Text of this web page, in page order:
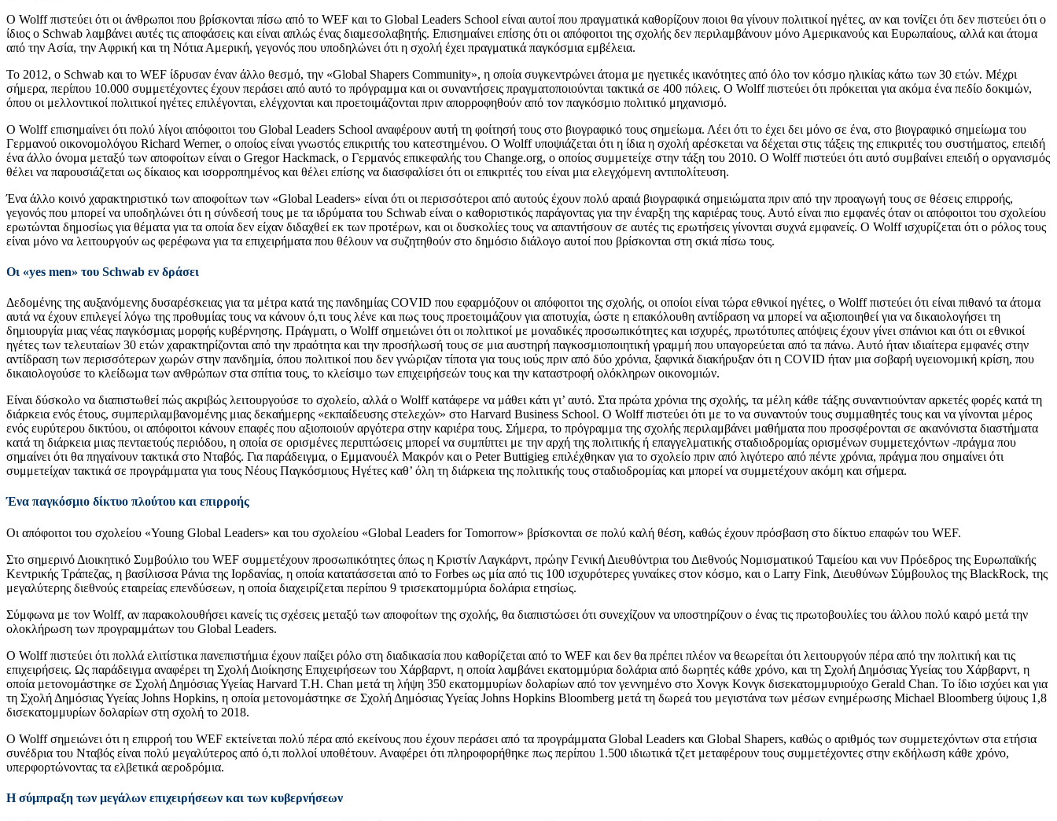
Ο Wolff πιστεύει ότι οι άνθρωποι που βρίσκονται πίσω από το WEF και το Global Leaders School είναι αυτοί που πραγματικά καθορίζουν ποιοι θα γίνουν πολιτικοί ηγέτες, αν και τονίζει ότι δεν πιστεύει ότι ο
ίδιος ο Schwab λαμβάνει αυτές τις αποφάσεις και είναι απλώς ένας διαμεσολαβητής. Επισημαίνει επίσης ότι οι απόφοιτοι της σχολής δεν περιλαμβάνουν μόνο Αμερικανούς και Ευρωπαίους, αλλά και άτομα
από την Ασία, την Αφρική και τη Νότια Αμερική, γεγονός που υποδηλώνει ότι η σχολή έχει πραγματικά παγκόσμια εμβέλεια.
Το 2012, ο Schwab και το WEF ίδρυσαν έναν άλλο θεσμό, την «Global Shapers Community», η οποία συγκεντρώνει άτομα με ηγετικές ικανότητες από όλο τον κόσμο ηλικίας κάτω των 30 ετών. Μέχρι
σήμερα, περίπου 10.000 συμμετέχοντες έχουν περάσει από αυτό το πρόγραμμα και οι συναντήσεις πραγματοποιούνται τακτικά σε 400 πόλεις. Ο Wolff πιστεύει ότι πρόκειται για ακόμα ένα πεδίο δοκιμών,
όπου οι μελλοντικοί πολιτικοί ηγέτες επιλέγονται, ελέγχονται και προετοιμάζονται πριν απορροφηθούν από τον παγκόσμιο πολιτικό μηχανισμό.
Ο Wolff επισημαίνει ότι πολύ λίγοι απόφοιτοι του Global Leaders School αναφέρουν αυτή τη φοίτησή τους στο βιογραφικό τους σημείωμα. Λέει ότι το έχει δει μόνο σε ένα, στο βιογραφικό σημείωμα του
Γερμανού οικονομολόγου Richard Werner, ο οποίος είναι γνωστός επικριτής του κατεστημένου. Ο Wolff υποψιάζεται ότι η ίδια η σχολή αρέσκεται να δέχεται στις τάξεις της επικριτές του συστήματος, επειδή
ένα άλλο όνομα μεταξύ των αποφοίτων είναι ο Gregor Hackmack, ο Γερμανός επικεφαλής του Change.org, ο οποίος συμμετείχε στην τάξη του 2010. Ο Wolff πιστεύει ότι αυτό συμβαίνει επειδή ο οργανισμός
θέλει να παρουσιάζεται ως δίκαιος και ισορροπημένος και θέλει επίσης να διασφαλίσει ότι οι επικριτές του είναι μια ελεγχόμενη αντιπολίτευση.
Ένα άλλο κοινό χαρακτηριστικό των αποφοίτων των «Global Leaders» είναι ότι οι περισσότεροι από αυτούς έχουν πολύ αραιά βιογραφικά σημειώματα πριν από την προαγωγή τους σε θέσεις επιρροής,
γεγονός που μπορεί να υποδηλώνει ότι η σύνδεσή τους με τα ιδρύματα του Schwab είναι ο καθοριστικός παράγοντας για την έναρξη της καριέρας τους. Αυτό είναι πιο εμφανές όταν οι απόφοιτοι του σχολείου
ερωτώνται δημοσίως για θέματα για τα οποία δεν είχαν διδαχθεί εκ των προτέρων, και οι δυσκολίες τους να απαντήσουν σε αυτές τις ερωτήσεις γίνονται συχνά εμφανείς. Ο Wolff ισχυρίζεται ότι ο ρόλος τους
είναι μόνο να λειτουργούν ως φερέφωνα για τα επιχειρήματα που θέλουν να συζητηθούν στο δημόσιο διάλογο αυτοί που βρίσκονται στη σκιά πίσω τους.
Οι «yes men» του Schwab εν δράσει
Δεδομένης της αυξανόμενης δυσαρέσκειας για τα μέτρα κατά της πανδημίας COVID που εφαρμόζουν οι απόφοιτοι της σχολής, οι οποίοι είναι τώρα εθνικοί ηγέτες, ο Wolff πιστεύει ότι είναι πιθανό τα άτομα
αυτά να έχουν επιλεγεί λόγω της προθυμίας τους να κάνουν ό,τι τους λένε και πως τους προετοιμάζουν για αποτυχία, ώστε η επακόλουθη αντίδραση να μπορεί να αξιοποιηθεί για να δικαιολογήσει τη
δημιουργία μιας νέας παγκόσμιας μορφής κυβέρνησης. Πράγματι, ο Wolff σημειώνει ότι οι πολιτικοί με μοναδικές προσωπικότητες και ισχυρές, πρωτότυπες απόψεις έχουν γίνει σπάνιοι και ότι οι εθνικοί
ηγέτες των τελευταίων 30 ετών χαρακτηρίζονται από την πραότητα και την προσήλωσή τους σε μια αυστηρή παγκοσμιοποιητική γραμμή που υπαγορεύεται από τα πάνω. Αυτό ήταν ιδιαίτερα εμφανές στην
αντίδραση των περισσότερων χωρών στην πανδημία, όπου πολιτικοί που δεν γνώριζαν τίποτα για τους ιούς πριν από δύο χρόνια, ξαφνικά διακήρυξαν ότι η COVID ήταν μια σοβαρή υγειονομική κρίση, που
δικαιολογούσε το κλείδωμα των ανθρώπων στα σπίτια τους, το κλείσιμο των επιχειρήσεών τους και την καταστροφή ολόκληρων οικονομιών.
Είναι δύσκολο να διαπιστωθεί πώς ακριβώς λειτουργούσε το σχολείο, αλλά ο Wolff κατάφερε να μάθει κάτι γι’ αυτό. Στα πρώτα χρόνια της σχολής, τα μέλη κάθε τάξης συναντιούνταν αρκετές φορές κατά τη
διάρκεια ενός έτους, συμπεριλαμβανομένης μιας δεκαήμερης «εκπαίδευσης στελεχών» στο Harvard Business School. Ο Wolff πιστεύει ότι με το να συναντούν τους συμμαθητές τους και να γίνονται μέρος
ενός ευρύτερου δικτύου, οι απόφοιτοι κάνουν επαφές που αξιοποιούν αργότερα στην καριέρα τους. Σήμερα, το πρόγραμμα της σχολής περιλαμβάνει μαθήματα που προσφέρονται σε ακανόνιστα διαστήματα
κατά τη διάρκεια μιας πενταετούς περιόδου, η οποία σε ορισμένες περιπτώσεις μπορεί να συμπίπτει με την αρχή της πολιτικής ή επαγγελματικής σταδιοδρομίας ορισμένων συμμετεχόντων -πράγμα που
σημαίνει ότι θα πηγαίνουν τακτικά στο Νταβός. Για παράδειγμα, ο Εμμανουέλ Μακρόν και ο Peter Buttigieg επιλέχθηκαν για το σχολείο πριν από λιγότερο από πέντε χρόνια, πράγμα που σημαίνει ότι
συμμετείχαν τακτικά σε προγράμματα για τους Νέους Παγκόσμιους Ηγέτες καθ’ όλη τη διάρκεια της πολιτικής τους σταδιοδρομίας και μπορεί να συμμετέχουν ακόμη και σήμερα.
Ένα παγκόσμιο δίκτυο πλούτου και επιρροής
Οι απόφοιτοι του σχολείου «Young Global Leaders» και του σχολείου «Global Leaders for Tomorrow» βρίσκονται σε πολύ καλή θέση, καθώς έχουν πρόσβαση στο δίκτυο επαφών του WEF.
Στο σημερινό Διοικητικό Συμβούλιο του WEF συμμετέχουν προσωπικότητες όπως η Κριστίν Λαγκάρντ, πρώην Γενική Διευθύντρια του Διεθνούς Νομισματικού Ταμείου και νυν Πρόεδρος της Ευρωπαϊκής
Κεντρικής Τράπεζας, η βασίλισσα Ράνια της Ιορδανίας, η οποία κατατάσσεται από το Forbes ως μία από τις 100 ισχυρότερες γυναίκες στον κόσμο, και ο Larry Fink, Διευθύνων Σύμβουλος της BlackRock, της
μεγαλύτερης διεθνούς εταιρείας επενδύσεων, η οποία διαχειρίζεται περίπου 9 τρισεκατομμύρια δολάρια ετησίως.
Σύμφωνα με τον Wolff, αν παρακολουθήσει κανείς τις σχέσεις μεταξύ των αποφοίτων της σχολής, θα διαπιστώσει ότι συνεχίζουν να υποστηρίζουν ο ένας τις πρωτοβουλίες του άλλου πολύ καιρό μετά την
ολοκλήρωση των προγραμμάτων του Global Leaders.
Ο Wolff πιστεύει ότι πολλά ελιτίστικα πανεπιστήμια έχουν παίξει ρόλο στη διαδικασία που καθορίζεται από το WEF και δεν θα πρέπει πλέον να θεωρείται ότι λειτουργούν πέρα από την πολιτική και τις
επιχειρήσεις. Ως παράδειγμα αναφέρει τη Σχολή Διοίκησης Επιχειρήσεων του Χάρβαρντ, η οποία λαμβάνει εκατομμύρια δολάρια από δωρητές κάθε χρόνο, και τη Σχολή Δημόσιας Υγείας του Χάρβαρντ, η
οποία μετονομάστηκε σε Σχολή Δημόσιας Υγείας Harvard T.H. Chan μετά τη λήψη 350 εκατομμυρίων δολαρίων από τον γεννημένο στο Χονγκ Κονγκ δισεκατομμυριούχο Gerald Chan. Το ίδιο ισχύει και για
τη Σχολή Δημόσιας Υγείας Johns Hopkins, η οποία μετονομάστηκε σε Σχολή Δημόσιας Υγείας Johns Hopkins Bloomberg μετά τη δωρεά του μεγιστάνα των μέσων ενημέρωσης Michael Bloomberg ύψους 1,8
δισεκατομμυρίων δολαρίων στη σχολή το 2018.
Ο Wolff σημειώνει ότι η επιρροή του WEF εκτείνεται πολύ πέρα από εκείνους που έχουν περάσει από τα προγράμματα Global Leaders και Global Shapers, καθώς ο αριθμός των συμμετεχόντων στα ετήσια
συνέδρια του Νταβός είναι πολύ μεγαλύτερος από ό,τι πολλοί υποθέτουν. Αναφέρει ότι πληροφορήθηκε πως περίπου 1.500 ιδιωτικά τζετ μεταφέρουν τους συμμετέχοντες στην εκδήλωση κάθε χρόνο,
υπερφορτώνοντας τα ελβετικά αεροδρόμια.
Η σύμπραξη των μεγάλων επιχειρήσεων και των κυβερνήσεων